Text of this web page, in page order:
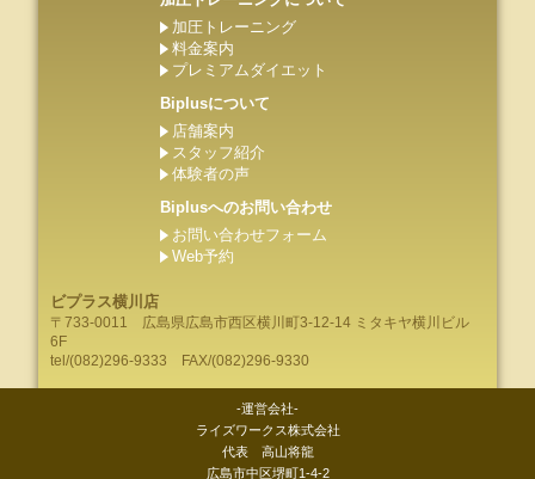
加圧トレーニング
料金案内
プレミアムダイエット
Biplusについて
店舗案内
スタッフ紹介
体験者の声
Biplusへのお問い合わせ
お問い合わせフォーム
Web予約
ビプラス横川店
〒733-0011 広島県広島市西区横川町3-12-14 ミタキヤ横川ビル
6F
tel/(082)296-9333 FAX/(082)296-9330
-運営会社-
ライズワークス株式会社
代表 高山将龍
広島市中区堺町1-4-2